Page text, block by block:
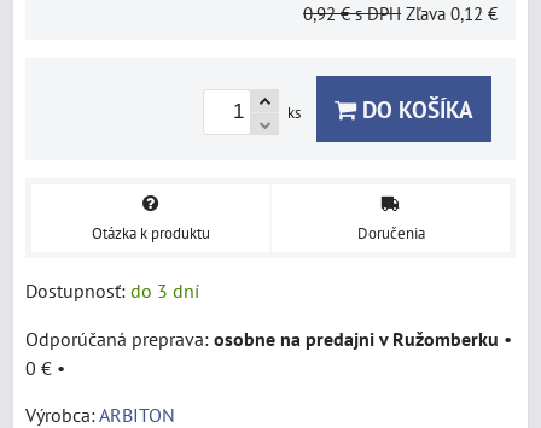
0,92 € s DPH Zľava 0,12 €
ks DO KOŠÍKA
Otázka k produktu Doručenia
Dostupnosť: do 3 dní
osobne na predajni v Ružomberku •
0 € •
Výrobca:ARBITON